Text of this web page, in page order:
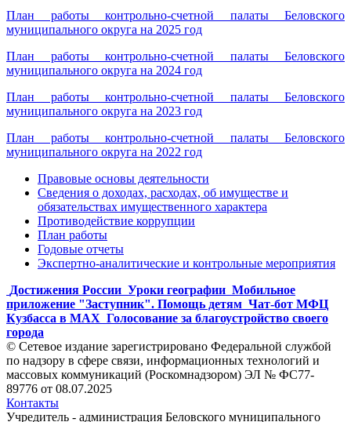
План работы контрольно-счетной палаты Беловского
муниципального округа на 2025 год
План работы контрольно-счетной палаты Беловского
муниципального округа на 2024 год
План работы контрольно-счетной палаты Беловского
муниципального округа на 2023 год
План работы контрольно-счетной палаты Беловского
муниципального округа на 2022 год
Правовые основы деятельности
Сведения о доходах, расходах, об имуществе и
обязательствах имущественного характера
Противодействие коррупции
План работы
Годовые отчеты
Экспертно-аналитические и контрольные мероприятия
Достижения России Уроки географии Мобильное
приложение "Заступник". Помощь детям Чат-бот МФЦ
Кузбасса в MAX Голосование за благоустройство своего
города
© Сетевое издание зарегистрировано Федеральной службой
по надзору в сфере связи, информационных технологий и
массовых коммуникаций (Роскомнадзором) ЭЛ № ФС77-
89776 от 08.07.2025
Контакты
Учредитель - администрация Беловского муниципального